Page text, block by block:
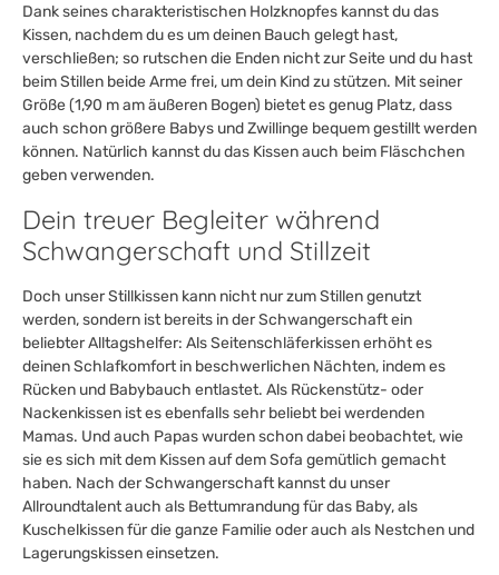
Dank seines charakteristischen Holzknopfes kannst du das
Kissen, nachdem du es um deinen Bauch gelegt hast,
verschließen; so rutschen die Enden nicht zur Seite und du hast
beim Stillen beide Arme frei, um dein Kind zu stützen. Mit seiner
Größe (1,90 m am äußeren Bogen) bietet es genug Platz, dass
auch schon größere Babys und Zwillinge bequem gestillt werden
können. Natürlich kannst du das Kissen auch beim Fläschchen
geben verwenden.
Dein treuer Begleiter während
Schwangerschaft und Stillzeit
Doch unser Stillkissen kann nicht nur zum Stillen genutzt
werden, sondern ist bereits in der Schwangerschaft ein
beliebter Alltagshelfer: Als Seitenschläferkissen erhöht es
deinen Schlafkomfort in beschwerlichen Nächten, indem es
Rücken und Babybauch entlastet. Als Rückenstütz- oder
Nackenkissen ist es ebenfalls sehr beliebt bei werdenden
Mamas. Und auch Papas wurden schon dabei beobachtet, wie
sie es sich mit dem Kissen auf dem Sofa gemütlich gemacht
haben. Nach der Schwangerschaft kannst du unser
Allroundtalent auch als Bettumrandung für das Baby, als
Kuschelkissen für die ganze Familie oder auch als Nestchen und
Lagerungskissen einsetzen.